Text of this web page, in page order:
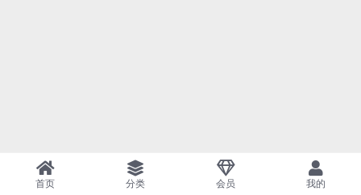
首页 分类 会员 我的